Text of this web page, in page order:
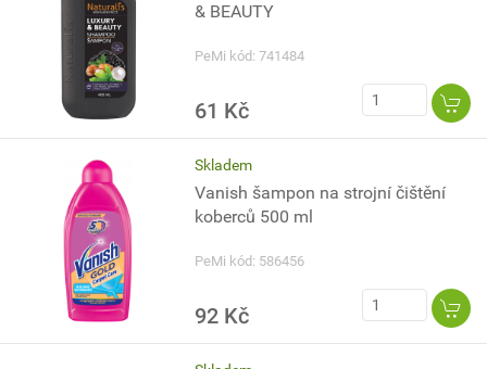
& BEAUTY
PeMi kód: 741484
61 Kč
Skladem
Vanish šampon na strojní čištění
koberců 500 ml
PeMi kód: 586456
92 Kč